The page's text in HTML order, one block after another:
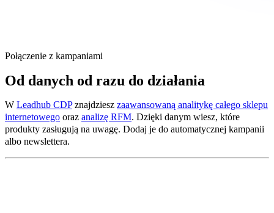
Połączenie z kampaniami
Od danych od razu do działania
W Leadhub CDPznajdziesz zaawansowaną analitykę całego sklepu
internetowego oraz analizę RFM. Dzięki danym wiesz, które
produkty zasługują na uwagę. Dodaj je do automatycznej kampanii
albo newslettera.